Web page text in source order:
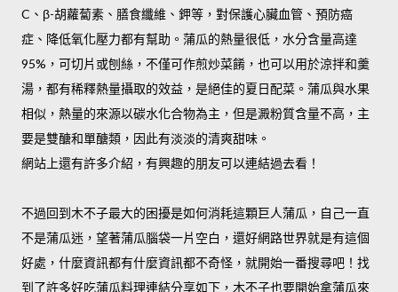
C、β-胡蘿蔔素、膳食纖維、鉀等，對保護心臟血管、預防癌
症、降低氧化壓力都有幫助。蒲瓜的熱量很低，水分含量高達
95%，可切片或刨絲，不僅可作煎炒菜餚，也可以用於涼拌和羹
湯，都有稀釋熱量攝取的效益，是絕佳的夏日配菜。蒲瓜與水果
相似，熱量的來源以碳水化合物為主，但是澱粉質含量不高，主
要是雙醣和單醣類，因此有淡淡的清爽甜味。
網站上還有許多介紹，有興趣的朋友可以連結過去看！
不過回到木不子最大的困擾是如何消耗這顆巨人蒲瓜，自己一直
不是蒲瓜迷，望著蒲瓜腦袋一片空白，還好網路世界就是有這個
好處，什麼資訊都有什麼資訊都不奇怪，就開始一番搜尋吧！找
到了許多好吃蒲瓜料理連結分享如下，木不子也要開始拿蒲瓜來